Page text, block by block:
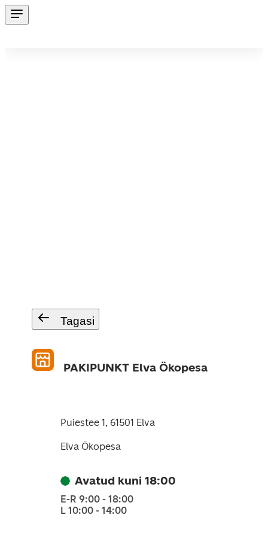
Tagasi
PAKIPUNKT Elva Ökopesa
Puiestee 1, 61501 Elva
Elva Ökopesa
Avatud kuni 18:00
E-R 9:00 - 18:00
L 10:00 - 14:00